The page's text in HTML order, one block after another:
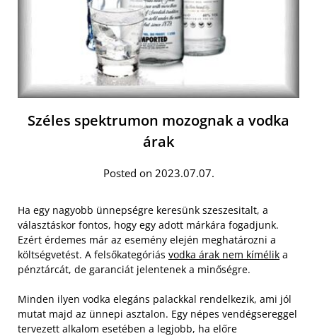
Széles spektrumon mozognak a vodka
árak
Posted on 2023.07.07.
Ha egy nagyobb ünnepségre keresünk szeszesitalt, a
választáskor fontos, hogy egy adott márkára fogadjunk.
Ezért érdemes már az esemény elején meghatározni a
költségvetést. A felsőkategóriás vodka árak nem kímélik a
pénztárcát, de garanciát jelentenek a minőségre.
Minden ilyen vodka elegáns palackkal rendelkezik, ami jól
mutat majd az ünnepi asztalon. Egy népes vendégsereggel
tervezett alkalom esetében a legjobb, ha előre